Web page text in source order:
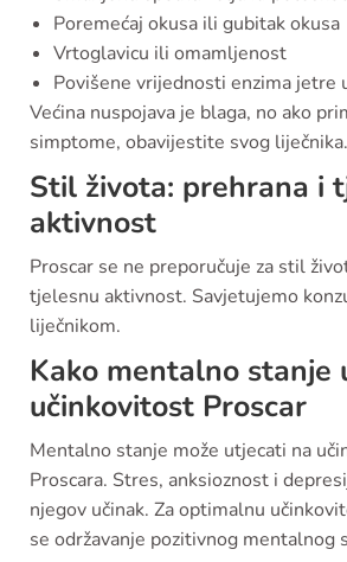
Poremećaj okusa ili gubitak okusa
Vrtoglavicu ili omamljenost
Povišene vrijednosti enzima jetre
Većina nuspojava je blaga, no ako
simptome, obavijestite svog liječnika.
Stil života: prehrana i
aktivnost
Proscar se ne preporučuje za stil
tjelesnu aktivnost. Savjetujemo
liječnikom.
Kako mentalno stanje
učinkovitost Proscar
Mentalno stanje može utjecati na
Proscara. Stres, anksioznost i
njegov učinak. Za optimalnu
se održavanje pozitivnog mentalnog